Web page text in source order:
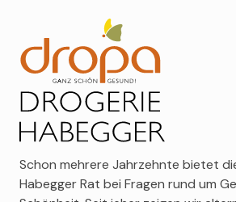
Schon mehrere Jahrzehnte bietet
Habegger Rat bei Fragen rund um